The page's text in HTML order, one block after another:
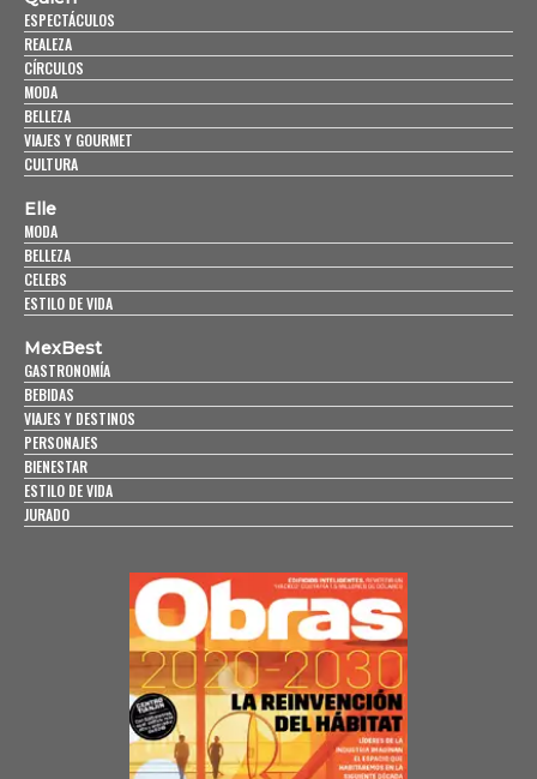
ESPECTÁCULOS
REALEZA
CÍRCULOS
MODA
BELLEZA
VIAJES Y GOURMET
CULTURA
Elle
MODA
BELLEZA
CELEBS
ESTILO DE VIDA
MexBest
GASTRONOMÍA
BEBIDAS
VIAJES Y DESTINOS
PERSONAJES
BIENESTAR
ESTILO DE VIDA
JURADO